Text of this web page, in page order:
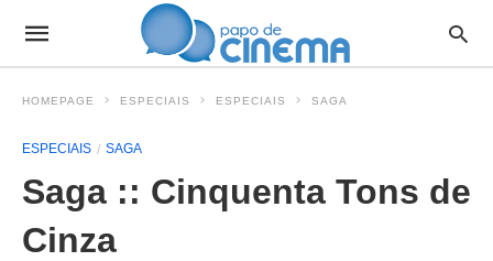
HOMEPAGE ESPECIAIS ESPECIAIS SAGA
ESPECIAIS SAGA
Saga :: Cinquenta Tons de
Cinza